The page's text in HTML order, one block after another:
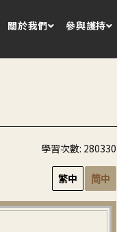
關於我們 參與護持
學習次數: 280330
繁中 简中